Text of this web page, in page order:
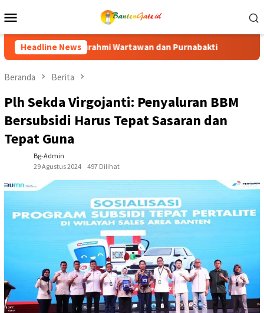
ke
Mobile
Headline News
Purnabakti Ratusan Purna Bhakti dan Warga Siap
Beranda Berita
Plh Sekda Virgojanti: Penyaluran BBM
Bersubsidi Harus Tepat Sasaran dan
Tepat Guna
Bg-Admin
29 Agustus 2024
497 Dilihat